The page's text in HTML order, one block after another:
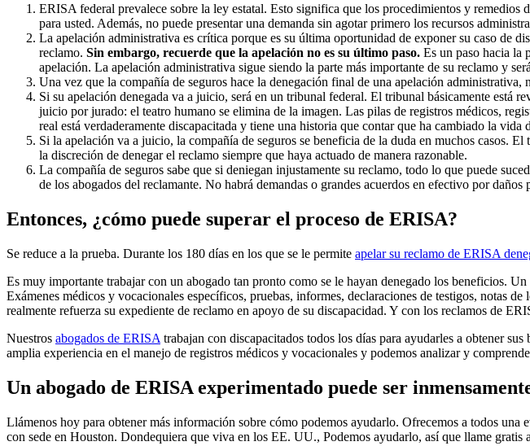
ERISA federal prevalece sobre la ley estatal. Esto significa que los procedimientos y
para usted. Además, no puede presentar una demanda sin agotar primero los recursos
La apelación administrativa es crítica porque es su última oportunidad de exponer su caso de
reclamo. Sin embargo, recuerde que la apelación no es su último paso. Es un paso hacia la
apelación. La apelación administrativa sigue siendo la parte más importante de su reclamo y
Una vez que la compañía de seguros hace la denegación final de una apelación administrativa,
Si su apelación denegada va a juicio, será en un tribunal federal. El tribunal básicamente está
juicio por jurado: el teatro humano se elimina de la imagen. Las pilas de registros médicos,
real está verdaderamente discapacitada y tiene una historia que contar que ha cambiado la vida
Si la apelación va a juicio, la compañía de seguros se beneficia de la duda en muchos casos.
la discreción de denegar el reclamo siempre que haya actuado de manera razonable.
La compañía de seguros sabe que si deniegan injustamente su reclamo, todo lo que puede
de los abogados del reclamante. No habrá demandas o grandes acuerdos en efectivo por
Entonces, ¿cómo puede superar el proceso de ERISA?
Se reduce a la prueba. Durante los 180 días en los que se le permite apelar su reclamo de ERISA
Es muy importante trabajar con un abogado tan pronto como se le hayan denegado los beneficios.
Exámenes médicos y vocacionales específicos, pruebas, informes, declaraciones de testigos, notas
realmente refuerza su expediente de reclamo en apoyo de su discapacidad. Y con los reclamos de
Nuestros abogados de ERISA trabajan con discapacitados todos los días para ayudarles a obtener
amplia experiencia en el manejo de registros médicos y vocacionales y podemos analizar y
Un abogado de ERISA experimentado puede ser
Llámenos hoy para obtener más información sobre cómo podemos ayudarlo. Ofrecemos a todos
con sede en Houston. Dondequiera que viva en los EE. UU., Podemos ayudarlo, así que llame gratis